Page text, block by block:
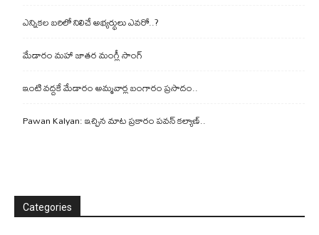
ఎన్నికల బరిలో నిలిచే అభ్యర్థులు ఎవరో..?
మేడారం మహా జాతర మంగ్లీ సాంగ్
ఇంటి వద్దకే మేడారం అమ్మవార్ల బంగారం ప్రసాదం..
Pawan Kalyan: ఇచ్చిన మాట ప్రకారం పవన్ కల్యాణ్..
Categories